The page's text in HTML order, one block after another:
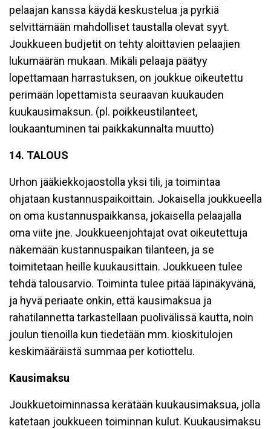
pelaajan kanssa käydä keskustelua ja pyrkiä
selvittämään mahdolliset taustalla olevat syyt.
Joukkueen budjetit on tehty aloittavien pelaajien
lukumäärän mukaan. Mikäli pelaaja päätyy
lopettamaan harrastuksen, on joukkue oikeutettu
perimään lopettamista seuraavan kuukauden
kuukausimaksun. (pl. poikkeustilanteet,
loukaantuminen tai paikkakunnalta muutto)
14. TALOUS
Urhon jääkiekkojaostolla yksi tili, ja toimintaa
ohjataan kustannuspaikoittain. Jokaisella joukkueella
on oma kustannuspaikkansa, jokaisella pelaajalla
oma viite jne. Joukkueenjohtajat ovat oikeutettuja
näkemään kustannuspaikan tilanteen, ja se
toimitetaan heille kuukausittain. Joukkueen tulee
tehdä talousarvio. Toiminta tulee pitää läpinäkyvänä,
ja hyvä periaate onkin, että kausimaksua ja
rahatilannetta tarkastellaan puolivälissä kautta, noin
joulun tienoilla kun tiedetään mm. kioskitulojen
keskimääräistä summaa per kotiottelu.
Kausimaksu
Joukkuetoiminnassa kerätään kuukausimaksua, jolla
katetaan joukkueen toiminnan kulut. Kuukausimaksu